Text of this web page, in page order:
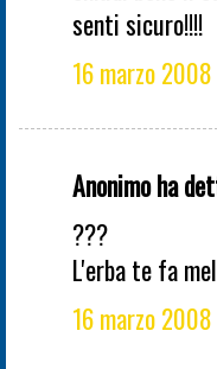
senti sicuro!!!!
16 marzo
Anonimo ha
???
L'erba te fa
16 marzo